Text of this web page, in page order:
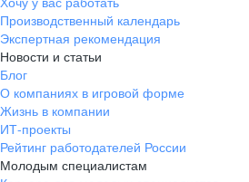
Производственный календарь
Экспертная рекомендация
Новости и статьи
Блог
О компаниях в игровой форме
Жизнь в компании
ИТ-проекты
Рейтинг работодателей России
Молодым специалистам